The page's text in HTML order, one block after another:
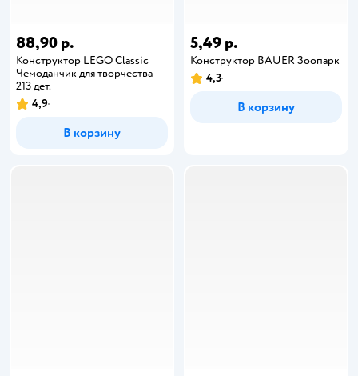
88,90 р.
Конструктор LEGO Classic
Чемоданчик для творчества
213 дет.
4,9
В корзину
5,49 р.
Конструктор BAUER Зоопарк
4,3
В корзину